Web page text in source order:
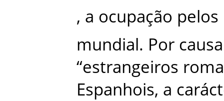
, a ocupação pelos
mundial. Por causa
“estrangeiros
Espanhois, a